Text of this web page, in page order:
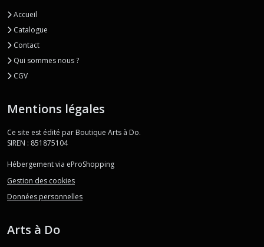
Accueil
Catalogue
Contact
Qui sommes nous ?
CGV
Mentions légales
Ce site est édité par Boutique Arts à Do.
SIREN : 851875104
Hébergement via eProShopping
Gestion des cookies
Données personnelles
Arts à Do